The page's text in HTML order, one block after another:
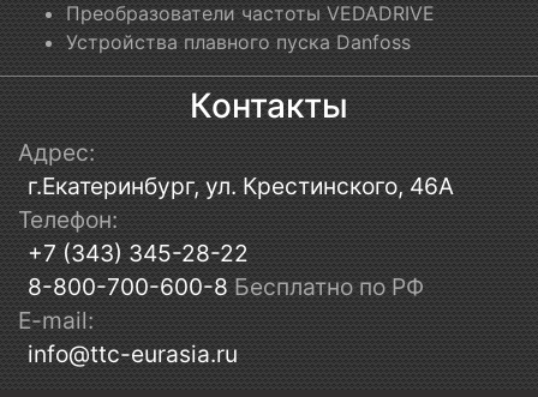
Преобразователи частоты VEDADRIVE
Устройства плавного пуска Danfoss
Контакты
Адрес:
г.Екатеринбург, ул. Крестинского, 46А
Телефон:
+7 (343) 345-28-22
8-800-700-600-8 Бесплатно по РФ
E-mail:
info@ttc-eurasia.ru